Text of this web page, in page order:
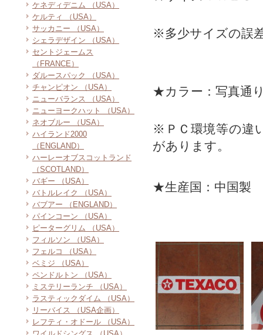
ケネディデニム （USA）
ケルティ （USA）
サッカニー （USA）
シェラデザイン （USA）
セントジェームス
（FRANCE）
ダルースパック （USA）
チャンピオン （USA）
ニューバランス （USA）
ニューヨークハット （USA）
ネオブルー （USA）
ハイランド2000
（ENGLAND）
ハーレーオブスコットランド
（SCOTLAND）
バギー （USA）
バトルレイク （USA）
バブアー （ENGLAND）
パインコーン （USA）
ピーターグリム （USA）
フィルソン （USA）
フェルコ （USA）
ベミジ （USA）
ペンドルトン （USA）
ミステリーランチ （USA）
ラスティックダイム （USA）
リーバイス （USA企画）
レフティ・オドール （USA）
※多少サイズの誤
★カラー：写真通
※ＰＣ環境等の違
があります。
★生産国：中国製